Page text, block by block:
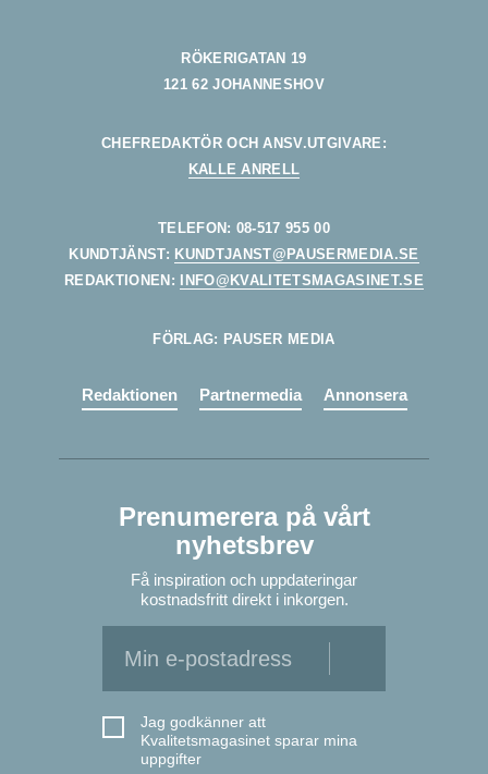
RÖKERIGATAN 19
121 62 JOHANNESHOV
CHEFREDAKTÖR OCH ANSV.UTGIVARE:
KALLE ANRELL
TELEFON: 08-517 955 00
KUNDTJÄNST: KUNDTJANST@PAUSERMEDIA.SE
REDAKTIONEN:
INFO@KVALITETSMAGASINET.SE
FÖRLAG: PAUSER MEDIA
Redaktionen Partnermedia Annonsera
Prenumerera på vårt
nyhetsbrev
Få inspiration och uppdateringar
kostnadsfritt direkt i inkorgen.
Jag godkänner att
Kvalitetsmagasinet sparar mina
uppgifter